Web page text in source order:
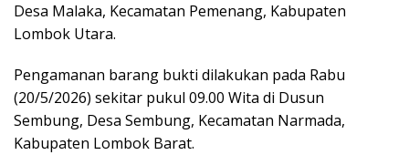
Desa Malaka, Kecamatan Pemenang, Kabupaten
Lombok Utara.
Pengamanan barang bukti dilakukan pada Rabu
(20/5/2026) sekitar pukul 09.00 Wita di Dusun
Sembung, Desa Sembung, Kecamatan Narmada,
Kabupaten Lombok Barat.